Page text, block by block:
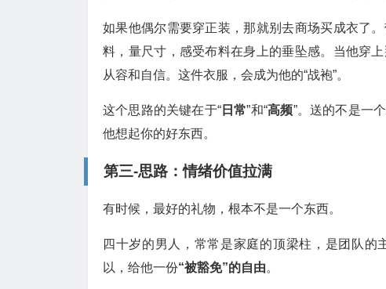
如果他偶尔需要穿正装，那就别去商场买成衣了。
料，量尺寸，感受布料在身上的垂坠感。当他穿
从容和自信。这件衣服，会成为他的“战袍”。
这个思路的关键在于“日常”和“高频”。送的不是一
他想起你的好东西。
第三-思路：情绪价值拉满
有时候，最好的礼物，根本不是一个东西。
四十岁的男人，常常是家庭的顶梁柱，是团队
以，给他一份“被豁免”的自由。